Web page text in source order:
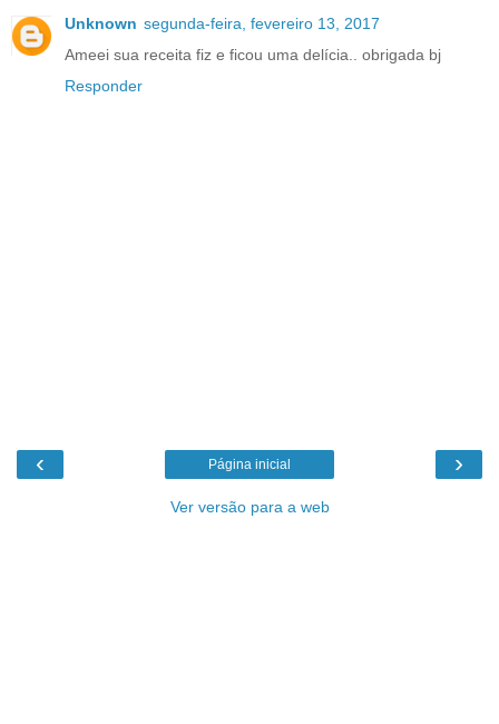
Unknown segunda-feira, fevereiro 13, 2017
Ameei sua receita fiz e ficou uma delícia.. obrigada bj
Responder
‹ ›
Página inicial
Ver versão para a web